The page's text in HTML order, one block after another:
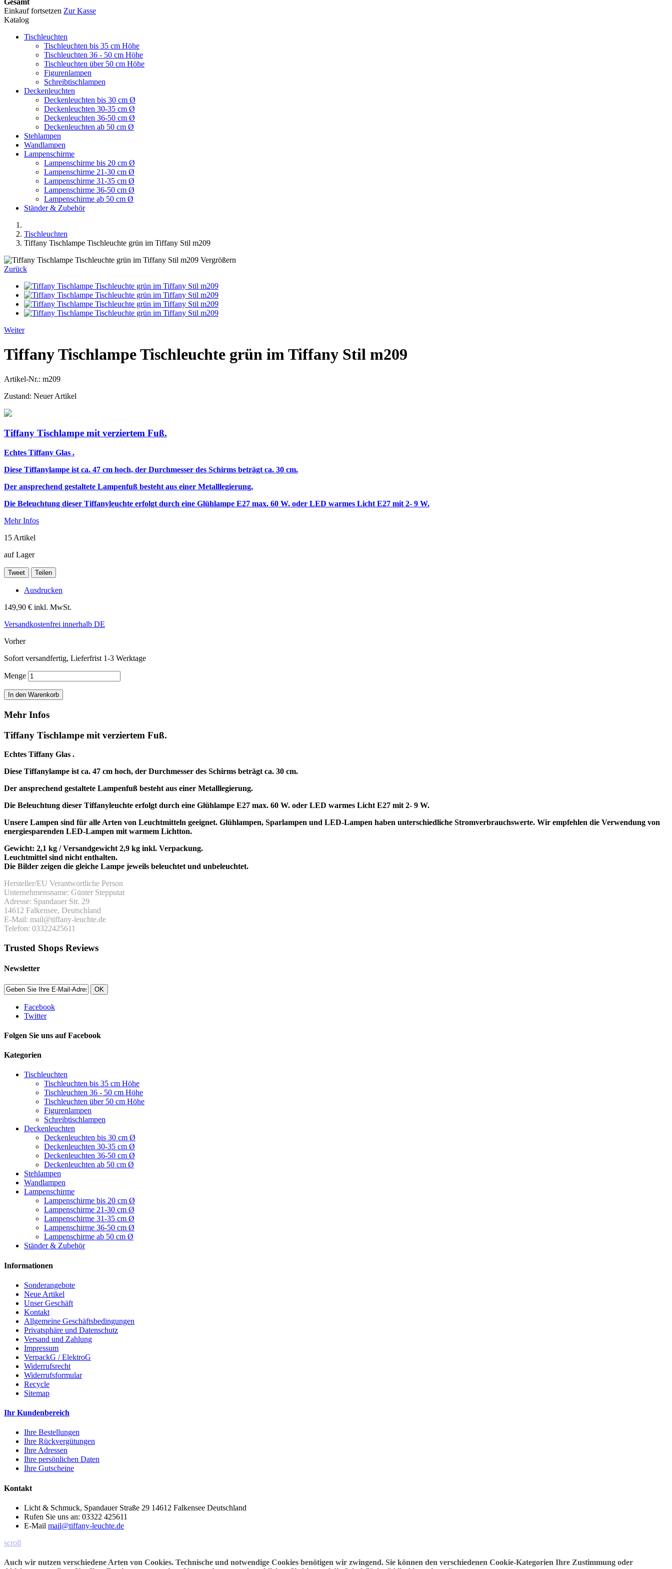
Einkauf fortsetzen Zur Kasse
Katalog
Tischleuchten
Tischleuchten bis 35 cm Höhe
Tischleuchten 36 - 50 cm Höhe
Tischleuchten über 50 cm Höhe
Figurenlampen
Schreibtischlampen
Deckenleuchten
Deckenleuchten bis 30 cm Ø
Deckenleuchten 30-35 cm Ø
Deckenleuchten 36-50 cm Ø
Deckenleuchten ab 50 cm Ø
Stehlampen
Wandlampen
Lampenschirme
Lampenschirme bis 20 cm Ø
Lampenschirme 21-30 cm Ø
Lampenschirme 31-35 cm Ø
Lampenschirme 36-50 cm Ø
Lampenschirme ab 50 cm Ø
Ständer & Zubehör
Tischleuchten
Tiffany Tischlampe Tischleuchte grün im Tiffany Stil m209
Vergrößern
Zurück
Weiter
Tiffany Tischlampe Tischleuchte grün im Tiffany Stil m209
Artikel-Nr.: m209
Zustand: Neuer Artikel
Tiffany Tischlampe mit verziertem Fuß.
Echtes Tiffany Glas .
Diese Tiffanylampe ist ca. 47 cm hoch, der Durchmesser des Schirms beträgt ca. 30 cm.
Der ansprechend gestaltete Lampenfuß besteht aus einer Metalllegierung.
Die Beleuchtung dieser Tiffanyleuchte erfolgt durch eine Glühlampe E27 max. 60 W. oder LED warmes Licht E27 mit 2- 9 W.
Mehr Infos
15 Artikel
auf Lager
Tweet Teilen
Ausdrucken
149,90 € inkl. MwSt.
Versandkostenfrei innerhalb DE
Vorher
Sofort versandfertig, Lieferfrist 1-3 Werktage
Menge
In den Warenkorb
Mehr Infos
Tiffany Tischlampe mit verziertem Fuß.
Echtes Tiffany Glas .
Diese Tiffanylampe ist ca. 47 cm hoch, der Durchmesser des Schirms beträgt ca. 30 cm.
Der ansprechend gestaltete Lampenfuß besteht aus einer Metalllegierung.
Die Beleuchtung dieser Tiffanyleuchte erfolgt durch eine Glühlampe E27 max. 60 W. oder LED warmes Licht E27 mit 2- 9 W.
Unsere Lampen sind für alle Arten von Leuchtmitteln geeignet. Glühlampen, Sparlampen und LED-Lampen haben unterschiedliche Stromverbrauchswerte. Wir empfehlen die Verwendung von
energiesparenden LED-Lampen mit warmem Lichtton.
Gewicht: 2,1 kg / Versandgewicht 2,9 kg inkl. Verpackung.
Leuchtmittel sind nicht enthalten.
Die Bilder zeigen die gleiche Lampe jeweils beleuchtet und unbeleuchtet.
Hersteller/EU Verantwortliche Person
Unternehmensname: Günter Stepputat
Adresse: Spandauer Str. 29
14612 Falkensee, Deutschland
E-Mail: mail@tiffany-leuchte.de
Telefon: 03322425611
Trusted Shops Reviews
Newsletter
OK
Facebook
Twitter
Folgen Sie uns auf Facebook
Kategorien
Tischleuchten
Tischleuchten bis 35 cm Höhe
Tischleuchten 36 - 50 cm Höhe
Tischleuchten über 50 cm Höhe
Figurenlampen
Schreibtischlampen
Deckenleuchten
Deckenleuchten bis 30 cm Ø
Deckenleuchten 30-35 cm Ø
Deckenleuchten 36-50 cm Ø
Deckenleuchten ab 50 cm Ø
Stehlampen
Wandlampen
Lampenschirme
Lampenschirme bis 20 cm Ø
Lampenschirme 21-30 cm Ø
Lampenschirme 31-35 cm Ø
Lampenschirme 36-50 cm Ø
Lampenschirme ab 50 cm Ø
Ständer & Zubehör
Informationen
Sonderangebote
Neue Artikel
Unser Geschäft
Kontakt
Allgemeine Geschäftsbedingungen
Privatsphäre und Datenschutz
Versand und Zahlung
Impressum
VerpackG / ElektroG
Widerrufsrecht
Widerrufsformular
Recycle
Sitemap
Ihr Kundenbereich
Ihre Bestellungen
Ihre Rückvergütungen
Ihre Adressen
Ihre persönlichen Daten
Ihre Gutscheine
Kontakt
Licht & Schmuck, Spandauer Straße 29 14612 Falkensee Deutschland
Rufen Sie uns an: 03322 425611
E-Mail mail@tiffany-leuchte.de
scroll
Auch wir nutzen verschiedene Arten von Cookies. Technische und notwendige Cookies benötigen wir zwingend. Sie können den verschiedenen Cookie-Kategorien Ihre Zustimmung oder